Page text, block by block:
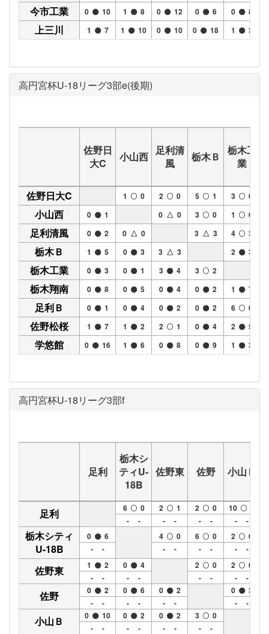
今市工業 0 10 1 8 0 12 0 6 0 8
上三川 1 7 1 10 0 10 0 18 1 3
高円宮杯U-18リーグ3部e(後期)
佐野日
大C
小山西 足利清
風
栃木Ｂ
栃木工
業
佐野日大C 1 0 2 0 5 1 3 0
小山西 0 1 0 △ 0 3 0 1 0
足利清風 0 2 0 △ 0 3 △ 3 4 3
栃木Ｂ 1 5 0 3 3 △ 3 2 3
栃木工業 0 3 0 1 3 4 3 2
栃木翔南 0 8 0 5 0 4 0 2 1 7
足利Ｂ 0 1 0 4 0 2 0 2 6 0
佐野松桜 1 7 1 2 2 1 0 4 2 5
学悠館 0 16 1 6 0 8 0 9 1 3
高円宮杯U-18リーグ3部f
足利
栃木シ
ティU-
18B
佐野東 佐野 小山Ｂ
足利 6
0
- -
2
1
- -
2
0
- -
10
- -
栃木シティ
U-18B
0
6
- -
4
0
- -
6
0
- -
2
0
- -
佐野東 1
2
- -
0
4
- -
2
0
- -
2
0
- -
佐野 0
2
- -
0
6
- -
0
2
- -
0
3
- -
小山Ｂ 0
10
- -
0
2
- -
0
2
- -
3
0
- -